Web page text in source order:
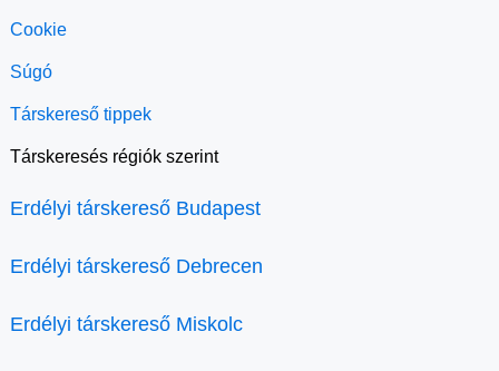
Cookie
Súgó
Társkereső tippek
Társkeresés régiók szerint
Erdélyi társkereső Budapest
Erdélyi társkereső Debrecen
Erdélyi társkereső Miskolc